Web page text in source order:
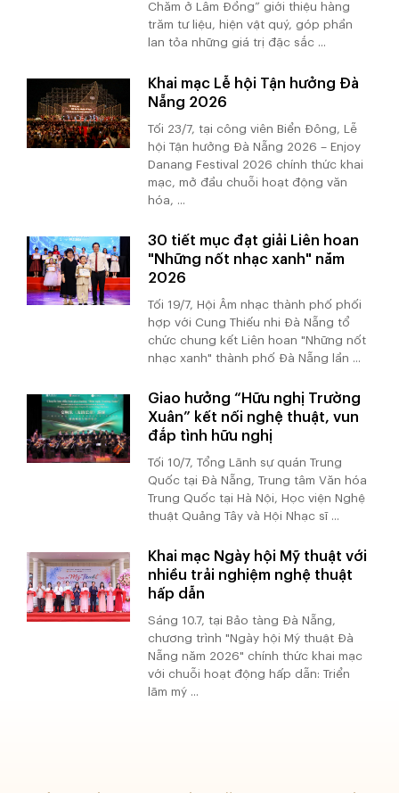
Chăm ở Lâm Đồng” giới thiệu hàng
trăm tư liệu, hiện vật quý, góp phần
lan tỏa những giá trị đặc sắc ...
Khai mạc Lễ hội Tận hưởng Đà
Nẵng 2026
Tối 23/7, tại công viên Biển Đông, Lễ
hội Tận hưởng Đà Nẵng 2026 – Enjoy
Danang Festival 2026 chính thức khai
mạc, mở đầu chuỗi hoạt động văn
hóa, ...
30 tiết mục đạt giải Liên hoan
"Những nốt nhạc xanh" năm
2026
Tối 19/7, Hội Âm nhạc thành phố phối
hợp với Cung Thiếu nhi Đà Nẵng tổ
chức chung kết Liên hoan "Những nốt
nhạc xanh" thành phố Đà Nẵng lần ...
Giao hưởng “Hữu nghị Trường
Xuân” kết nối nghệ thuật, vun
đắp tình hữu nghị
Tối 10/7, Tổng Lãnh sự quán Trung
Quốc tại Đà Nẵng, Trung tâm Văn hóa
Trung Quốc tại Hà Nội, Học viện Nghệ
thuật Quảng Tây và Hội Nhạc sĩ ...
Khai mạc Ngày hội Mỹ thuật với
nhiều trải nghiệm nghệ thuật
hấp dẫn
Sáng 10.7, tại Bảo tàng Đà Nẵng,
chương trình "Ngày hội Mỹ thuật Đà
Nẵng năm 2026" chính thức khai mạc
với chuỗi hoạt động hấp dẫn: Triển
lãm mỹ ...